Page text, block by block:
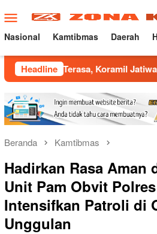
ke
konten
Menu
Mobile
Nasional Kamtibmas Daerah
Headline
Terasa, Koramil Jatiwangi
Beranda Kamtibmas
Hadirkan Rasa Aman
Unit Pam Obvit
Intensifkan Patroli di
Unggulan